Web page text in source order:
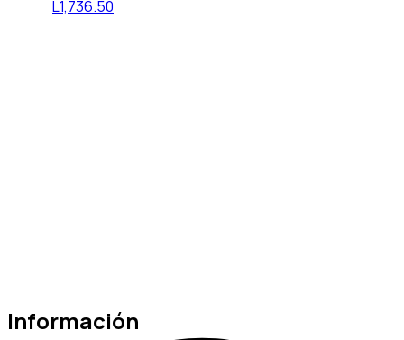
L1,736.50
Información